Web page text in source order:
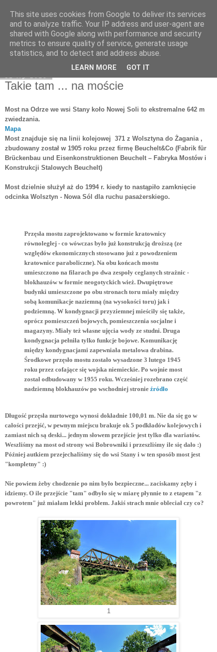
Moje miejsce
Takie tam ... na moście
Most na Odrze we wsi Stany koło Nowej Soli to ekstremalne 642 m
zwiedzania.
Mapa
Most znajduje się na linii kolejowej 371 z Wolsztyna do Żagania ,
zbudowany został w 1905 roku przez firmę Beuchelt&Co (Fabrik für
Brückenbau und Eisenkonstruktionen Beuchelt – Fabryka Mostów i
Konstrukcji Stalowych Beuchelt)
Most dzielnie służył aż do 1994 r. kiedy to nastąpiło zamknięcie
odcinka Wolsztyn - Nowa Sól dla ruchu pasażerskiego.
Przęsła mostu zaprojektowano w formie kratownicy
równoległej - co wówczas było już konstrukcją droższą (ze
względów ekonomicznych stosowano już z powodzeniem
kratownice paraboliczne). Na obu końcach mostu
umieszczono na filarach po dwa zespoły ceglanych strażnic -
blokhauzów w formie neogotyckich wież. Dwupiętrowe
budynki umieszczone po obu stronach toru miały między
sobą komunikacje naziemną (na wysokości toru) jak i
podziemną. W kondygnacji przyziemnej mieściły się także,
oprócz pomieszczeń bojowych, pomieszczenia socjalne i
magazyny. Miały też własne ujęcia wody ze studni. Druga
kondygnacja pełniła tylko funkcje bojowe. Komunikację
między kondygnacjami zapewniała metalowa drabina.
Środkowe przęsło mostu zostało wysadzone 3 lutego 1945
roku przez cofające się wojska niemieckie. Po wojnie most
został odbudowany w 1955 roku. Wcześniej rozebrano część
nadziemną blokhauzów po wschodniej stronie źródło
Długość przęsła nurtowego wynosi dokładnie 100,01 m. Nie da się go w
całości przejść, w pewnym miejscu brakuje ok 5 podkładów kolejowych i
zamiast nich są deski... jednym słowem przejście jest tylko dla wariatów.
Weszliśmy na most od strony wsi Bobrowniki i przeszliśmy ile się dało :)
Później autkiem przejechaliśmy się do wsi Stany i w ten sposób most jest
"kompletny" :)
Nie powiem żeby chodzenie po nim było bezpieczne... zaciskamy zęby i
idziemy. O ile przejście "tam" odbyło się w miarę płynnie to z etapem "z
powrotem" już miałam lekki problem. Jakiś strach mnie obleciał czy co?
1
This site uses cookies from Google to deliver its services
and to analyze traffic. Your IP address and user-agent are
shared with Google along with performance and security
metrics to ensure quality of service, generate usage
statistics, and to detect and address abuse.
LEARN MORE GOT IT